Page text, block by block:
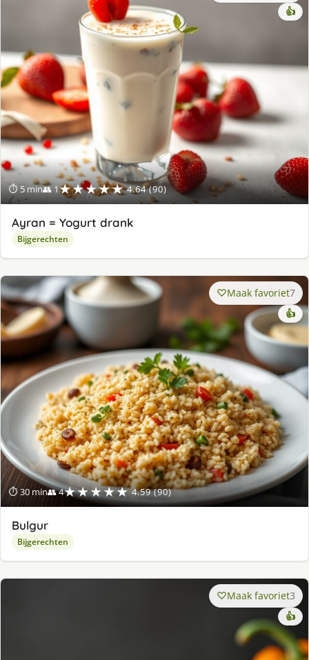
⏱ 5 min👥 1★★★★★ 4.64 (90)
👍
Ayran = Yogurt drank
Bijgerechten
⏱ 30 min👥 4★★★★★ 4.59 (90)
Maak favoriet7
👍
Bulgur
Bijgerechten
Maak favoriet3
👍